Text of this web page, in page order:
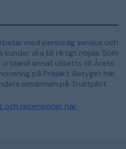
med personlig service och
ska bli riktigt nöjda. Som
bland annat utsetts till Årets
på Prisjakt. Betyget här
omdömen på Trustpilot.
och recensioner här